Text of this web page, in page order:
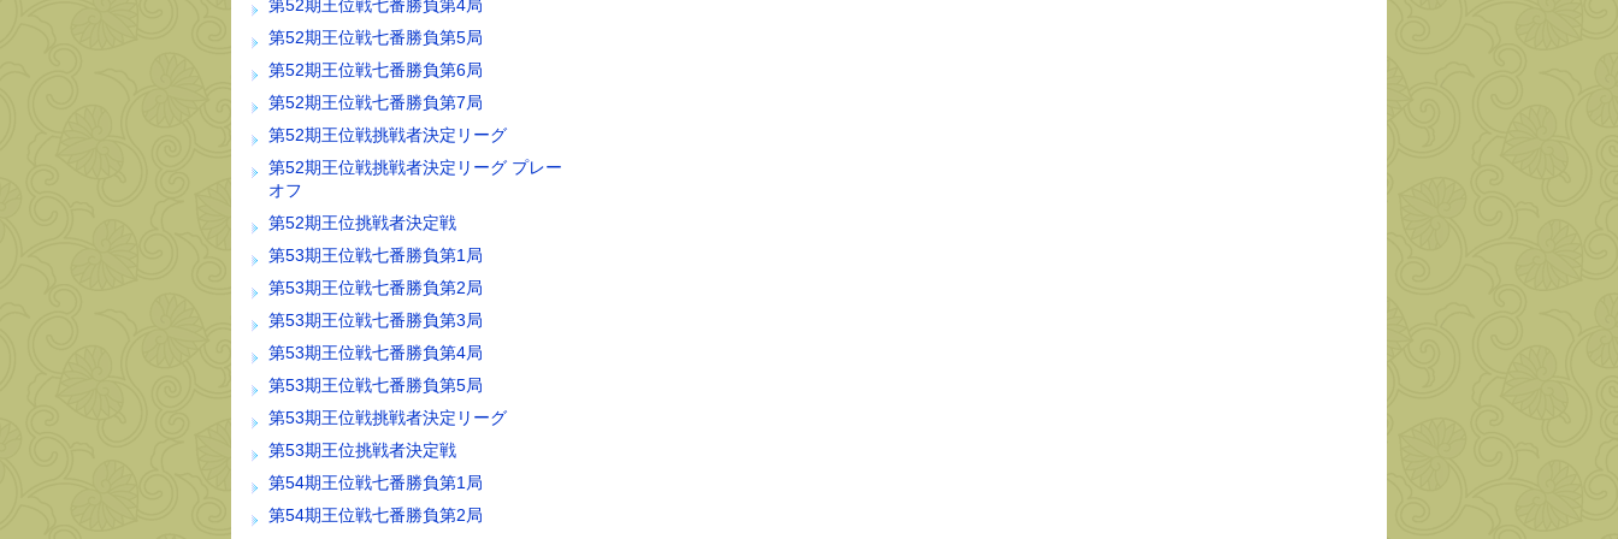
第52期王位戦七番勝負第4局
第52期王位戦七番勝負第5局
第52期王位戦七番勝負第6局
第52期王位戦七番勝負第7局
第52期王位戦挑戦者決定リーグ
第52期王位戦挑戦者決定リーグ プレー
オフ
第52期王位挑戦者決定戦
第53期王位戦七番勝負第1局
第53期王位戦七番勝負第2局
第53期王位戦七番勝負第3局
第53期王位戦七番勝負第4局
第53期王位戦七番勝負第5局
第53期王位戦挑戦者決定リーグ
第53期王位挑戦者決定戦
第54期王位戦七番勝負第1局
第54期王位戦七番勝負第2局